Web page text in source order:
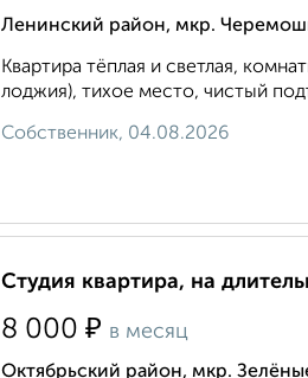
Ленинский район, мкр.
Квартира тёплая и светлая,
лоджия), тихое место, чистый
Собственник, 04.08.2026
Студия квартира, на
8 000 ₽ в месяц
Октябрьский район, мкр.